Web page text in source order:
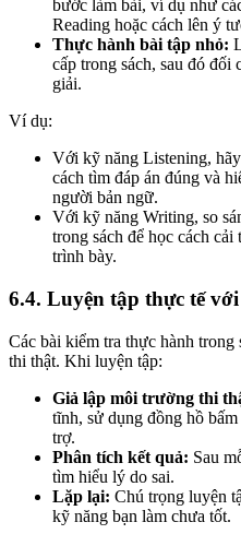
bước làm bài, ví dụ như
Reading hoặc cách lên ý
Thực hành bài tập nhỏ:
cấp trong sách, sau đó đối
giải.
Ví dụ:
Với kỹ năng Listening,
cách tìm đáp án đúng và
người bản ngữ.
Với kỹ năng Writing, so
trong sách để học cách
trình bày.
6.4. Luyện tập thực tế với
Các bài kiểm tra thực hành
thi thật. Khi luyện tập:
Giả lập môi trường thi
tĩnh, sử dụng đồng hồ
trợ.
Phân tích kết quả: Sau
tìm hiểu lý do sai.
Lặp lại: Chú trọng luyện
kỹ năng bạn làm chưa tốt.